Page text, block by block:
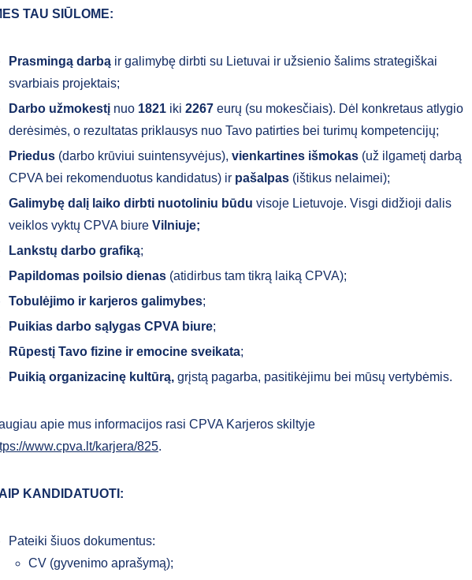
TAU SIŪLOME:
Prasmingą darbą ir galimybę dirbti su Lietuvai ir užsienio šalims strategiškai
svarbiais projektais;
Darbo užmokestį nuo 1821 iki 2267 eurų (su mokesčiais). Dėl konkretaus atlygio
derėsimės, o rezultatas priklausys nuo Tavo patirties bei turimų kompetencijų;
Priedus (darbo krūviui suintensyvėjus), vienkartines išmokas (už ilgametį darbą
CPVA bei rekomenduotus kandidatus) ir pašalpas (ištikus nelaimei);
Galimybę dalį laiko dirbti nuotoliniu būdu visoje Lietuvoje. Visgi didžioji dalis
veiklos vyktų CPVA biure Vilniuje;
Lankstų darbo grafiką;
Papildomas poilsio dienas (atidirbus tam tikrą laiką CPVA);
Tobulėjimo ir karjeros galimybes;
Puikias darbo sąlygas CPVA biure;
Rūpestį Tavo fizine ir emocine sveikata;
Puikią organizacinę kultūrą, grįstą pagarba, pasitikėjimu bei mūsų vertybėmis.
apie mus informacijos rasi CPVA Karjeros skiltyje
www.cpva.lt/karjera/825.
KANDIDATUOTI:
Pateiki šiuos dokumentus:
CV (gyvenimo aprašymą);